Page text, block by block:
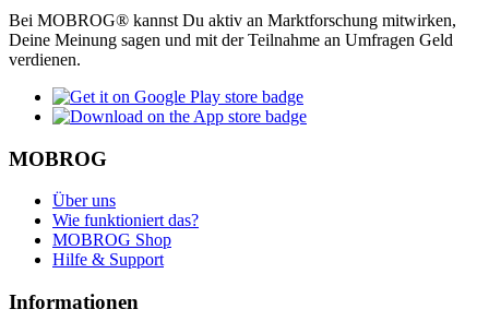
Bei MOBROG® kannst Du aktiv an Marktforschung mitwirken,
Deine Meinung sagen und mit der Teilnahme an Umfragen Geld
verdienen.
MOBROG
Über uns
Wie funktioniert das?
MOBROG Shop
Hilfe & Support
Informationen